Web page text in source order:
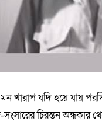
যদি হয়ে যায়
চিরন্তন অন্ধকার